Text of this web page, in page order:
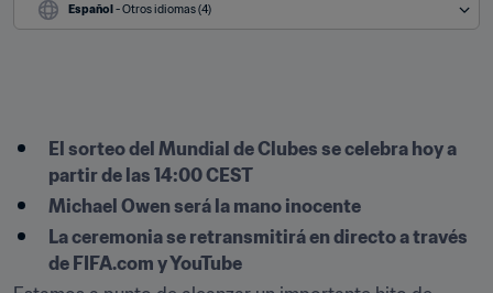
Español - Otros idiomas (4)
El sorteo del Mundial de Clubes se celebra hoy a
partir de las 14:00 CEST
Michael Owen será la mano inocente
La ceremonia se retransmitirá en directo a través
de FIFA.com y YouTube